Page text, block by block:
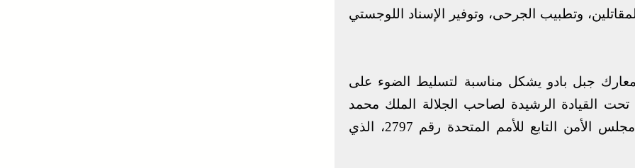
وتطبيب الجرحى، وتوفير الإسناد اللوجستي
جبل بادو يشكل مناسبة لتسليط الضوء على
تحت القيادة الرشيدة لصاحب الجلالة الملك محمد
السادس، مذكرا في هذا الصدد باعتماد قرار مجلس الأمن التابع للأمم المتحدة رقم 2797، الذي